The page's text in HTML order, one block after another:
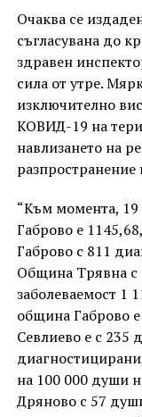
Очаква се
съгласувана до
здравен
сила от утре.
изключително
КОВИД-19 на
навлизането на
разпространение
“Към момента, 19
Габрово е
Габрово с 811
Община Трявна с
заболеваемост 1
община Габрово
Севлиево е с
на 100 000 души
Дряново с 57